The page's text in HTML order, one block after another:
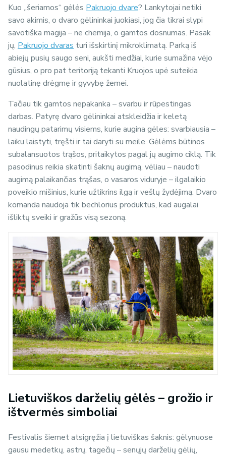
Kuo „šeriamos“ gėlės Pakruojo dvare? Lankytojai netiki
savo akimis, o dvaro gėlininkai juokiasi, jog čia tikrai slypi
savotiška magija – ne chemija, o gamtos dosnumas. Pasak
jų, Pakruojo dvaras turi išskirtinį mikroklimatą. Parką iš
abiejų pusių saugo seni, aukšti medžiai, kurie sumažina vėjo
gūsius, o pro pat teritoriją tekanti Kruojos upė suteikia
nuolatinę drėgmę ir gyvybę žemei.
Tačiau tik gamtos nepakanka – svarbu ir rūpestingas
darbas. Patyrę dvaro gėlininkai atskleidžia ir keletą
naudingų patarimų visiems, kurie augina gėles: svarbiausia –
laiku laistyti, tręšti ir tai daryti su meile. Gėlėms būtinos
subalansuotos trąšos, pritaikytos pagal jų augimo ciklą. Tik
pasodinus reikia skatinti šaknų augimą, vėliau – naudoti
augimą palaikančias trąšas, o vasaros viduryje – ilgalaikio
poveikio mišinius, kurie užtikrins ilgą ir vešlų žydėjimą. Dvaro
komanda naudoja tik bechlorius produktus, kad augalai
išliktų sveiki ir gražūs visą sezoną.
Lietuviškos darželių gėlės – grožio ir
ištvermės simboliai
Festivalis šiemet atsigręžia į lietuviškas šaknis: gėlynuose
gausu medetkų, astrų, tagečių – senųjų darželių gėlių,